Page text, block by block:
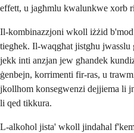
effett, u jagħmlu kwalunkwe xorb
Il-kombinazzjoni wkoll iżżid
tiegħek. Il-waqgħat jistgħu
jekk inti anzjan jew għandek
ġenbejn, korrimenti fir-ras, u
jkollhom konsegwenzi dejjiema li
li qed tikkura.
L-alkoħol jista' wkoll jindaħal